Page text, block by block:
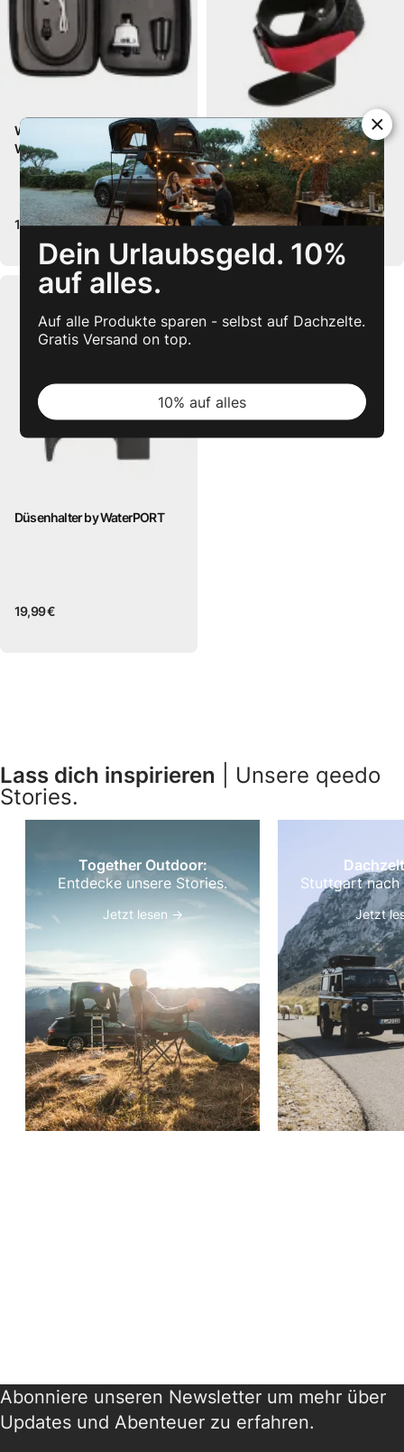
Wasserhahn/Dusch Kit by
WaterPORT
199,99 €
Seifenhalter by WaterPORT
29,99 €
Düsenhalter by WaterPORT
19,99 €
Lass dich inspirieren | Unsere qeedo
Stories.
Together Outdoor:
Entdecke unsere Stories.
Jetzt lesen →
Stuttgart nach
Jetzt
Footer
Abonniere unseren Newsletter um mehr über
Updates und Abenteuer zu erfahren.
Dein Urlaubsgeld. 10%
auf alles.
Auf alle Produkte sparen - selbst auf Dachzelte.
Gratis Versand on top.
10% auf alles